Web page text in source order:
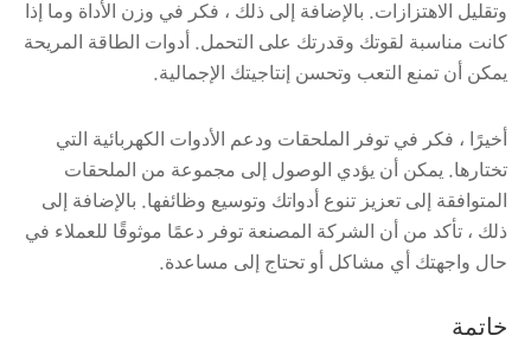
وتقليل الاهتزازات. بالإضافة إلى ذلك ، فكر في وزن الأداة وما إذا
كانت مناسبة لقوتك وقدرتك على التحمل. أدوات الطاقة المريحة
يمكن أن تمنع التعب وتحسن إنتاجيتك الإجمالية.
أخيرًا ، فكر في توفر الملحقات ودعم الأدوات الكهربائية التي
تختارها. يمكن أن يؤدي الوصول إلى مجموعة من الملحقات
المتوافقة إلى تعزيز تنوع أدواتك وتوسيع وظائفها. بالإضافة إلى
ذلك ، تأكد من أن الشركة المصنعة توفر دعمًا موثوقًا للعملاء في
حال واجهتك أي مشاكل أو تحتاج إلى مساعدة.
خاتمة